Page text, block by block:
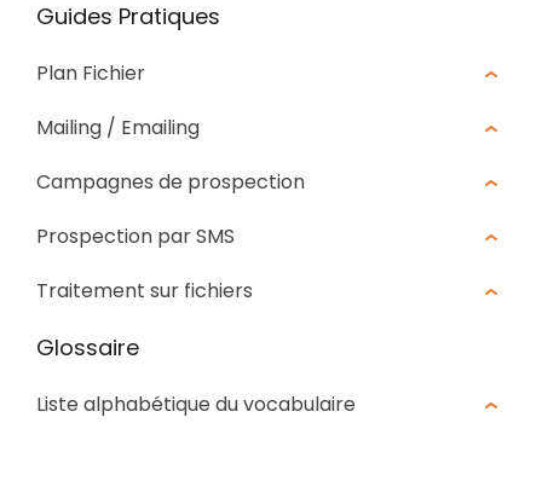
Guides Pratiques
Plan Fichier
Mailing / Emailing
Campagnes de prospection
Prospection par SMS
Traitement sur fichiers
Glossaire
Liste alphabétique du vocabulaire